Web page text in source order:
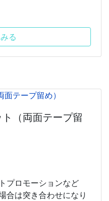
る
（両面テープ留
プロモーションなど
合は突き合わせになり